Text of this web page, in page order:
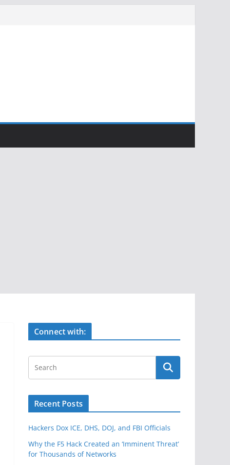
Connect with:
Recent Posts
Hackers Dox ICE, DHS, DOJ, and FBI Officials
Why the F5 Hack Created an ‘Imminent Threat’
for Thousands of Networks